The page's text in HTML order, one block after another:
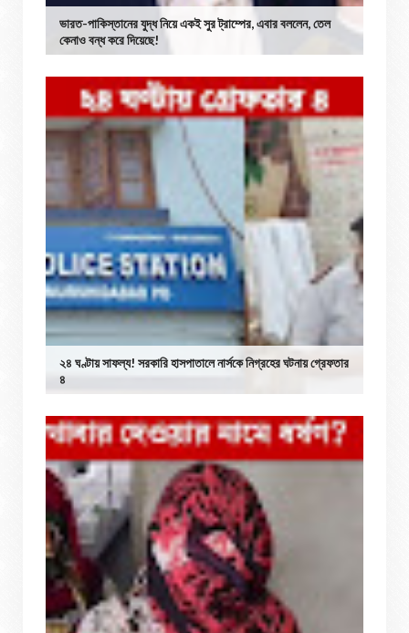
ভারত-পাকিস্তানের যুদ্ধ নিয়ে একই সুর ট্রাম্পের, এবার বললেন, তেল
কেনাও বন্ধ করে দিয়েছে!
২৪ ঘণ্টায় সাফল্য! সরকারি হাসপাতালে নার্সকে নিগ্রহের ঘটনায় গ্রেফতার
৪